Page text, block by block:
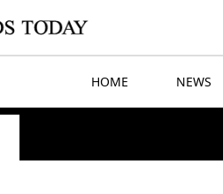
HOME NEWS